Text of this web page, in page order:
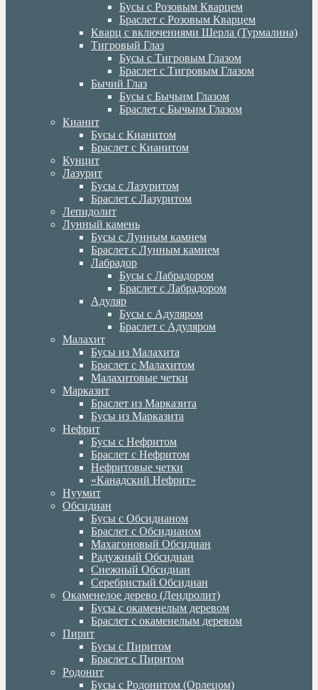
Бусы с Розовым Кварцем
Браслет с Розовым Кварцем
Кварц с включениями Шерла (Турмалина)
Тигровый Глаз
Бусы с Тигровым Глазом
Браслет с Тигровым Глазом
Бычий Глаз
Бусы с Бычьим Глазом
Браслет с Бычьим Глазом
Кианит
Бусы с Кианитом
Браслет с Кианитом
Кунцит
Лазурит
Бусы с Лазуритом
Браслет с Лазуритом
Лепидолит
Лунный камень
Бусы с Лунным камнем
Браслет с Лунным камнем
Лабрадор
Бусы с Лабрадором
Браслет с Лабрадором
Адуляр
Бусы с Адуляром
Браслет с Адуляром
Малахит
Бусы из Малахита
Браслет с Малахитом
Малахитовые четки
Марказит
Браслет из Марказита
Бусы из Марказита
Нефрит
Бусы с Нефритом
Браслет с Нефритом
Нефритовые четки
«Канадский Нефрит»
Нуумит
Обсидиан
Бусы с Обсидианом
Браслет с Обсидианом
Махагоновый Обсидиан
Радужный Обсидиан
Снежный Обсидиан
Серебристый Обсидиан
Окаменелое дерево (Дендролит)
Бусы с окаменелым деревом
Браслет с окаменелым деревом
Пирит
Бусы с Пиритом
Браслет с Пиритом
Родонит
Бусы с Родонитом (Орлецом)